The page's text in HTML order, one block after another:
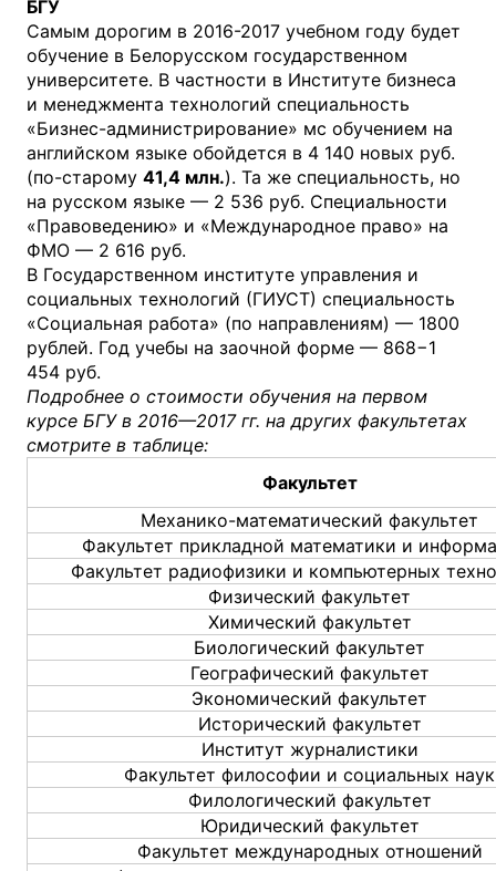
БГУ
Самым дорогим в 2016-2017 учебном году будет
обучение в Белорусском государственном
университете. В частности в Институте бизнеса
и менеджмента технологий специальность
«Бизнес-администрирование» мс обучением на
английском языке обойдется в 4 140 новых руб.
(по-старому 41,4 млн.). Та же специальность, но
на русском языке — 2 536 руб. Специальности
«Правоведению» и «Международное право» на
ФМО — 2 616 руб.
В Государственном институте управления и
социальных технологий (ГИУСТ) специальность
«Социальная работа» (по направлениям) — 1800
рублей. Год учебы на заочной форме — 868−1
454 руб.
Подробнее о стоимости обучения на первом
курсе БГУ в 2016—2017 гг. на других факультетах
смотрите в таблице:
Факультет
Механико-математический факультет
Факультет прикладной математики и
Факультет радиофизики и компьютерных
Физический факультет
Химический факультет
Биологический факультет
Географический факультет
Экономический факультет
Исторический факультет
Институт журналистики
Факультет философии и социальных наук
Филологический факультет
Юридический факультет
Факультет международных отношений